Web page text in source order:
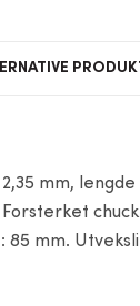
mm,
mm.